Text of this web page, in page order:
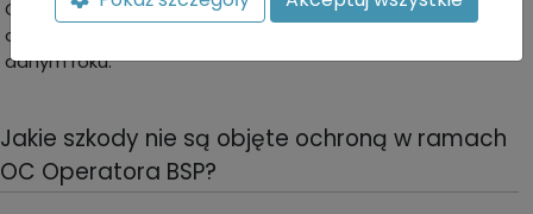
OC
najpóźniej w dniu poprzedzającymrozpoczęcie
operacji.Kurs SDR ustala się w pierwszym notowaniu w
danym roku.
Jakie szkody nie są objęte ochroną w ramach
OC Operatora BSP?